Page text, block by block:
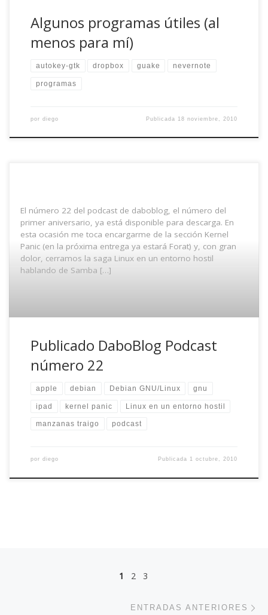
Algunos programas útiles (al
menos para mí)
autokey-gtk dropbox guake nevernote
programas
por diego Publicada 18 noviembre, 2010
El número 22 del podcast de daboblog, el número del
primer aniversario, ya está disponible para descarga. En
esta ocasión me toca encargarme de la sección Kernel
Panic (en la próxima entrega ya estará Forat) y, con gran
dolor, cerramos la saga Linux en un entorno hostil
hablando de Samba […]
Publicado DaboBlog Podcast
número 22
apple debian Debian GNU/Linux gnu
ipad kernel panic Linux en un entorno hostil
manzanas traigo podcast
por diego Publicada 1 octubre, 2010
Navegación de entradas
1 2 3
ENTRADAS ANTERIORES